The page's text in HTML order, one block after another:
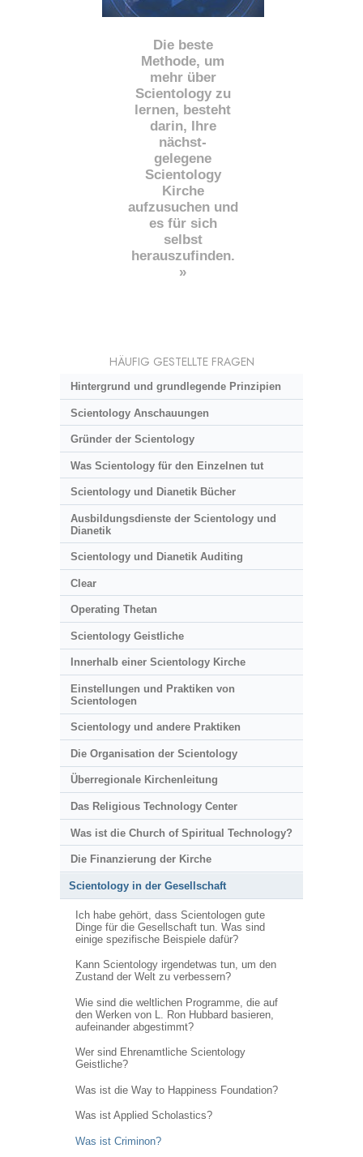
Die beste
Methode, um
mehr über
Scientology zu
lernen, besteht
darin, Ihre
nächst-
gelegene
Scientology
Kirche
aufzusuchen und
es für sich
selbst
herauszufinden.
»
HÄUFIG GESTELLTE FRAGEN
Hintergrund und grundlegende Prinzipien
Scientology Anschauungen
Gründer der Scientology
Was Scientology für den Einzelnen tut
Scientology und Dianetik Bücher
Ausbildungsdienste der Scientology und
Dianetik
Scientology und Dianetik Auditing
Clear
Operating Thetan
Scientology Geistliche
Innerhalb einer Scientology Kirche
Einstellungen und Praktiken von
Scientologen
Scientology und andere Praktiken
Die Organisation der Scientology
Überregionale Kirchenleitung
Das Religious Technology Center
Was ist die Church of Spiritual Technology?
Die Finanzierung der Kirche
Scientology in der Gesellschaft
Ich habe gehört, dass Scientologen gute
Dinge für die Gesellschaft tun. Was sind
einige spezifische Beispiele dafür?
Kann Scientology irgendetwas tun, um den
Zustand der Welt zu verbessern?
Wie sind die weltlichen Programme, die auf
den Werken von L. Ron Hubbard basieren,
aufeinander abgestimmt?
Wer sind Ehrenamtliche Scientology
Geistliche?
Was ist die Way to Happiness Foundation?
Was ist Applied Scholastics?
Was ist Criminon?